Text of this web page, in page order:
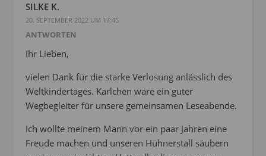
SILKE K.
20. SEPTEMBER 2022 UM 17:45
ANTWORTEN
Ihr Lieben,
vielen Dank für die starke Verlosung anlässlich des
Weltkindertages. Karlchen wäre ein guter
Wegbegleiter für unsere gemeinsamen Leseabende.
Ich wollte meinem Mann vor ein paar Jahren eine
Freude machen und unseren Hühnerstall säubern